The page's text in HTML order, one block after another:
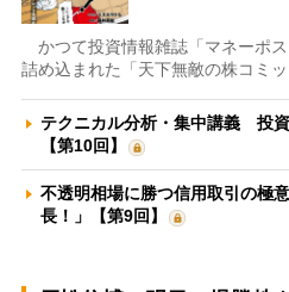
かつて投資情報雑誌「マネーポ
詰め込まれた「天下無敵の株コミ
テクニカル分析・集中講義 投資
【第10回】
不透明相場に勝つ信用取引の極
長！」【第9回】